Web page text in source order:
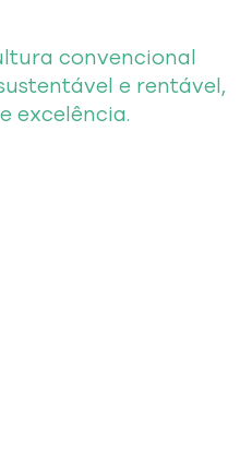
convencional
e rentável,
excelência.